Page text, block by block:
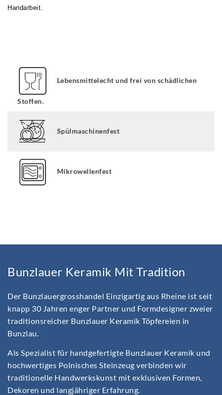
Handarbeit.
Lebensmittelecht und frei von schädlichen
Stoffen.
Spülmaschinenfest
Mikrowellenfest
Bunzlauer Keramik Mit Tradition
Der Bunzlauergrosshandel Einzigartig aus Rheine ist seit
knapp 30 Jahren enger Partner und Formdesigner zweier
traditionsreicher Bunzlauer Keramik Töpfereien in
Bunzlau.
Als Spezialist für handgefertigte Bunzlauer Keramik und
hochwertiges Polnisches Steinzeug verbinden wir
traditionelle Handwerkskunst mit exklusiven Formen,
Dekoren und langjähriger Erfahrung.